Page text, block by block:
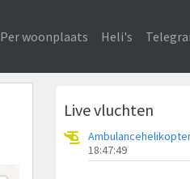
Per woonplaats Heli's
Live vluchten
18:47:49